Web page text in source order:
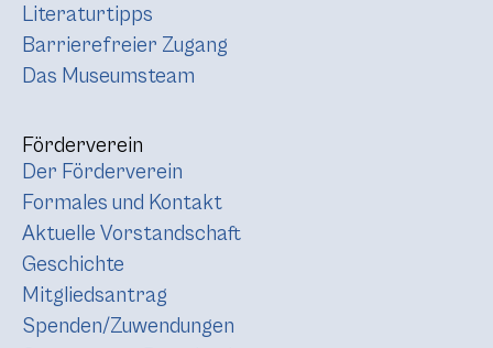
Literaturtipps
Barrierefreier Zugang
Das Museumsteam
Förderverein
Der Förderverein
Formales und Kontakt
Aktuelle Vorstandschaft
Geschichte
Mitgliedsantrag
Spenden/Zuwendungen